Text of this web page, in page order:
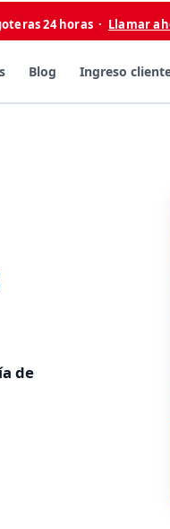
24 horas · Llamar
Blog Ingreso
de